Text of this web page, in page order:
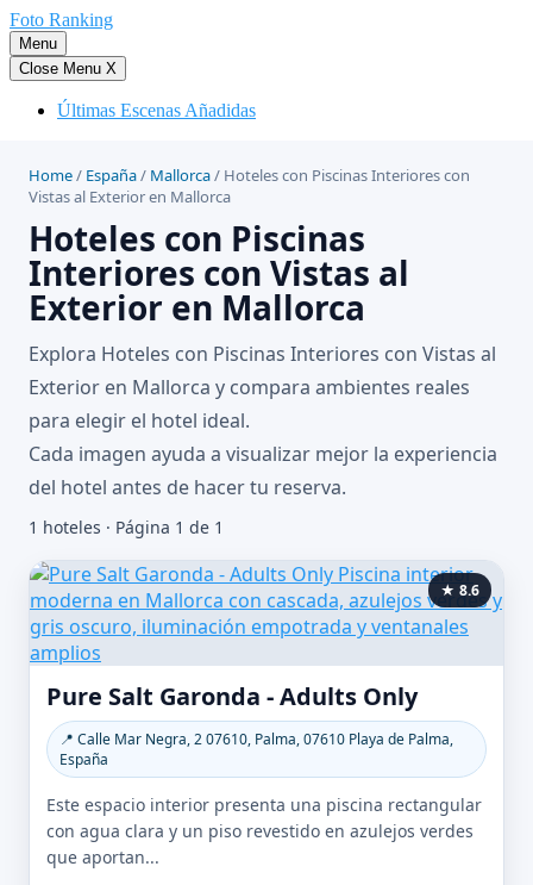
Saltar
al
contenido
Foto Ranking
Menu
Close Menu X
Últimas Escenas Añadidas
Home/ España/ Mallorca/ Hoteles con Piscinas Interiores con
Vistas al Exterior en Mallorca
Hoteles con Piscinas
Interiores con Vistas al
Exterior en Mallorca
Explora Hoteles con Piscinas Interiores con Vistas al
Exterior en Mallorca y compara ambientes reales
para elegir el hotel ideal.
Cada imagen ayuda a visualizar mejor la experiencia
del hotel antes de hacer tu reserva.
1 hoteles · Página 1 de 1
★ 8.6
Pure Salt Garonda - Adults Only
📍 Calle Mar Negra, 2 07610, Palma, 07610 Playa de Palma,
España
Este espacio interior presenta una piscina rectangular
con agua clara y un piso revestido en azulejos verdes
que aportan...